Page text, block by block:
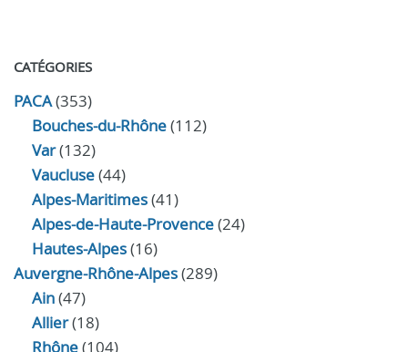
CATÉGORIES
PACA(353)
Bouches-du-Rhône(112)
Var(132)
Vaucluse(44)
Alpes-Maritimes(41)
Alpes-de-Haute-Provence(24)
Hautes-Alpes(16)
Auvergne-Rhône-Alpes(289)
Ain(47)
Allier(18)
Rhône(104)